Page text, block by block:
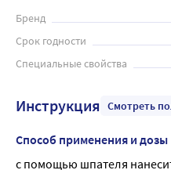
Бренд
Срок годности
Специальные свойства
Инструкция Смотреть
Способ применения и дозы
с помощью шпателя